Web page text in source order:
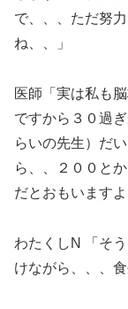
で、、、ただ努
ね、、」
医師「実は私も
ですから３０過
らいの先生）だ
ら、、２００と
だとおもいますよ
わたくしN 「そ
けながら、、、